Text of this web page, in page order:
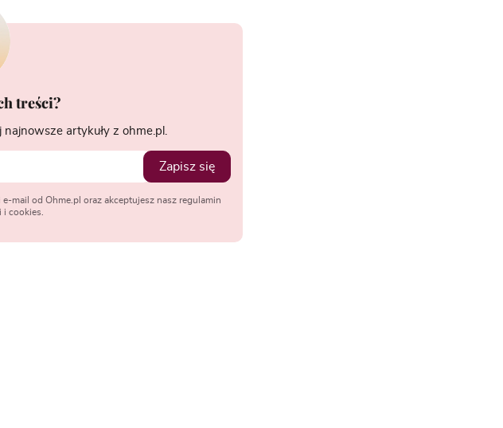
treści?
artykuły z ohme.pl.
Zapisz się
mail od Ohme.pl oraz akceptujesz nasz regulamin
cookies.